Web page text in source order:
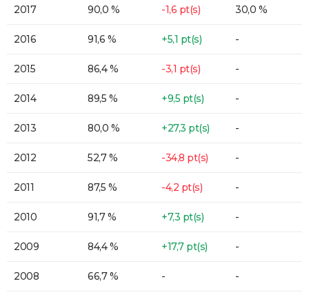
2017 90,0 % -1,6 pt(s) 30,0 %
2016 91,6 % +5,1 pt(s) -
2015 86,4 % -3,1 pt(s) -
2014 89,5 % +9,5 pt(s) -
2013 80,0 % +27,3 pt(s) -
2012 52,7 % -34,8 pt(s) -
2011 87,5 % -4,2 pt(s) -
2010 91,7 % +7,3 pt(s) -
2009 84,4 % +17,7 pt(s) -
2008 66,7 % - -